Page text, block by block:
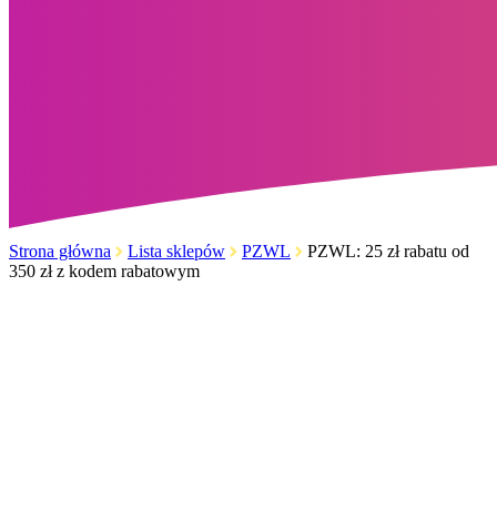
Strona główna Lista sklepów PZWL
PZWL: 25 zł rabatu od
350 zł z kodem rabatowym